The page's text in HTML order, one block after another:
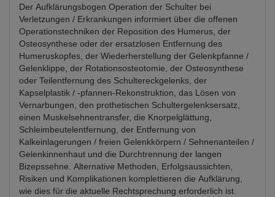
Der Aufklärungsbogen Operation der Schulter bei
Verletzungen / Erkrankungen informiert über die offenen
Operationstechniken der Reposition des Humerus, der
Osteosynthese oder der ersatzlosen Entfernung des
Humeruskopfes, der Wiederherstellung der Gelenkpfanne /
Gelenklippe, der Rotationsosteotomie, der Osteosynthese
oder Teilentfernung des Schultereckgelenks, der
Kapselplastik / -pfannen-Rekonstruktion, das Lösen von
Vernarbungen, den prothetischen Schultergelenksersatz,
einen Muskelsehnentransfer, die Knorpelglättung,
Schleimbeutelentfernung, der Entfernung von
Kalkeinlagerungen / freien Gelenkkörpern / Sehnenanteilen /
Gelenkinnenhaut und die Durchtrennung der langen
Bizepssehne. Alternative Methoden, Erfolgsaussichten,
Risiken und Komplikationen komplettieren die Aufklärung,
wie dies für die aktuelle Rechtsprechung erforderlich ist.